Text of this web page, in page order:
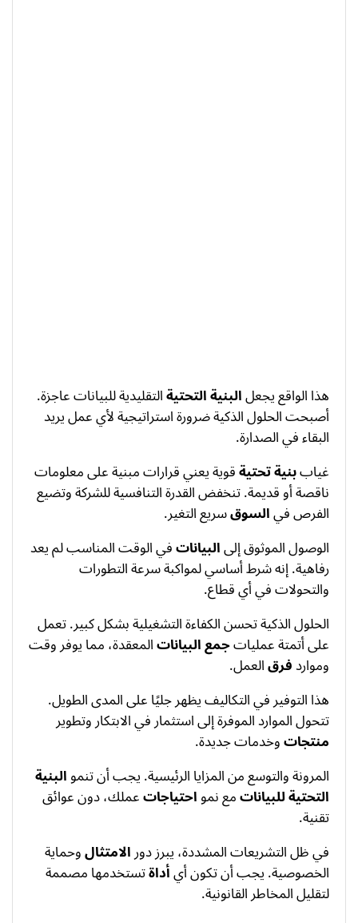
هذا الواقع يجعلالبنية التحتيةالتقليدية للبيانات عاجزة.
أصبحت الحلول الذكية ضرورة استراتيجية لأي عمل يريد
البقاء في الصدارة.
غياببنية تحتيةقوية يعني قرارات مبنية على معلومات
ناقصة أو قديمة. تنخفض القدرة التنافسية للشركة وتضيع
الفرص فيالسوقسريع التغير.
الوصول الموثوق إلىالبياناتفي الوقت المناسب لم يعد
رفاهية. إنه شرط أساسي لمواكبة سرعة التطورات
والتحولات في أي قطاع.
الحلول الذكية تحسن الكفاءة التشغيلية بشكل كبير. تعمل
على أتمتة عملياتجمع البياناتالمعقدة، مما يوفر وقت
ومواردفرقالعمل.
هذا التوفير في التكاليف يظهر جليًا على المدى الطويل.
تتحول الموارد الموفرة إلى استثمار في الابتكار وتطوير
منتجاتوخدمات جديدة.
المرونة والتوسع من المزايا الرئيسية. يجب أن تنموالبنية
التحتية للبياناتمع نمواحتياجاتعملك، دون عوائق
تقنية.
في ظل التشريعات المشددة، يبرز دورالامتثالوحماية
الخصوصية. يجب أن تكون أيأداةتستخدمها مصممة
لتقليل المخاطر القانونية.